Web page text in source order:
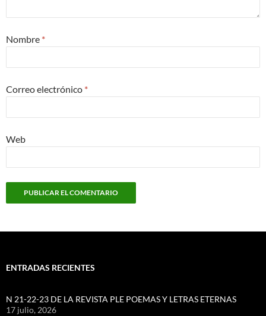
Nombre *
Correo electrónico *
Web
ENTRADAS RECIENTES
N 21-22-23 DE LA REVISTA PLE POEMAS Y LETRAS ETERNAS
17 julio, 2026